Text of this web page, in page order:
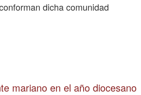
dicha comunidad
mariano en el año diocesano